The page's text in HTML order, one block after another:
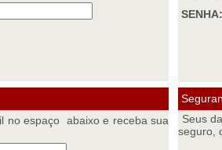
SENHA:
no espaço abaixo e receba sua
Seus
seguro,